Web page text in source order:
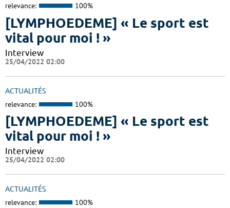
relevance: 100%
[LYMPHOEDEME] « Le sport est
vital pour moi ! »
Interview
25/04/2022 02:00
ACTUALITÉS
relevance: 100%
[LYMPHOEDEME] « Le sport est
vital pour moi ! »
Interview
25/04/2022 02:00
ACTUALITÉS
relevance: 100%